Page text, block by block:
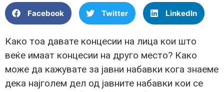
Facebook Twitter LinkedIn
Како тоа давате концесии на лица кои што
веќе имаат концесии на друго место? Како
може да кажувате за јавни набавки кога знаеме
дека најголем дел од јавните набавки кои се